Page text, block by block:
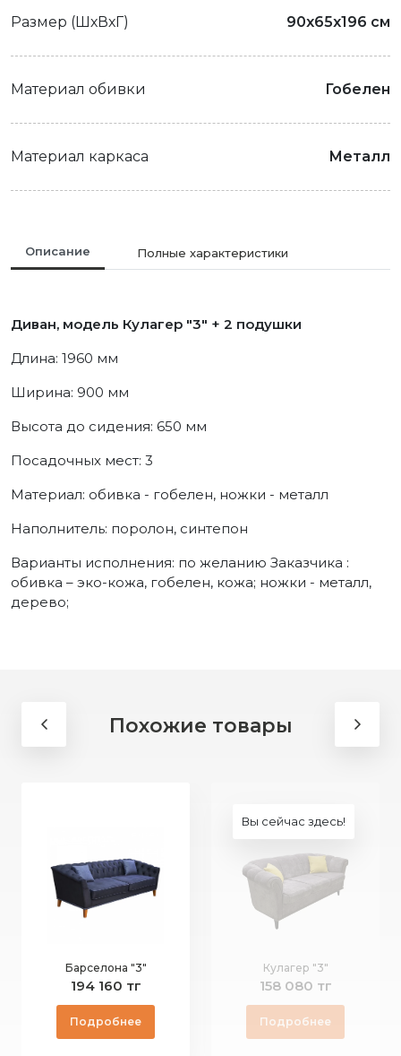
Размер (ШхВхГ) 90x65x196 см
Материал обивки Гобелен
Материал каркаса Металл
Описание Полные характеристики
Диван, модель Кулагер "3" + 2 подушки
Длина: 1960 мм
Ширина: 900 мм
Высота до сидения: 650 мм
Посадочных мест: 3
Материал: обивка - гобелен, ножки - металл
Наполнитель: поролон, синтепон
Варианты исполнения: по желанию Заказчика :
обивка – эко-кожа, гобелен, кожа; ножки - металл,
дерево;
Похожие товары
Барселона "3"
194 160 тг
Подробнее
Вы сейчас здесь!
Кулагер "3"
158 080 тг
Подробнее